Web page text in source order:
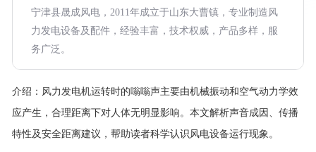
宁津县晟成风电，2011年成立于山东大曹镇，专业制造风
力发电设备及配件，经验丰富，技术权威，产品多样，服
务广泛。
介绍： 风力发电机运转时的嗡嗡声主要由机械振动和空气动力学效
应产生，合理距离下对人体无明显影响。本文解析声音成因、传播
特性及安全距离建议，帮助读者科学认识风电设备运行现象。